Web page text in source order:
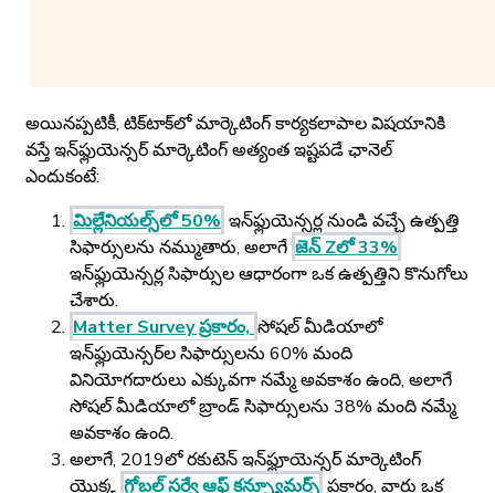
అయినప్పటికీ, టిక్‌టాక్‌లో మార్కెటింగ్ కార్యకలాపాల విషయానికి
వస్తే ఇన్‌ఫ్లుయెన్సర్ మార్కెటింగ్ అత్యంత ఇష్టపడే ఛానెల్
ఎందుకంటే:
మిల్లేనియల్స్‌లో 50% ఇన్‌ఫ్లుయెన్సర్ల నుండి వచ్చే ఉత్పత్తి
సిఫార్సులను నమ్ముతారు, అలాగే జెన్ Zలో 33%
ఇన్‌ఫ్లుయెన్సర్ల సిఫార్సుల ఆధారంగా ఒక ఉత్పత్తిని కొనుగోలు
చేశారు.
Matter Survey ప్రకారం, సోషల్ మీడియాలో
ఇన్‌ఫ్లుయెన్సర్‌ల సిఫార్సులను 60% మంది
వినియోగదారులు ఎక్కువగా నమ్మే అవకాశం ఉంది, అలాగే
సోషల్ మీడియాలో బ్రాండ్ సిఫార్సులను 38% మంది నమ్మే
అవకాశం ఉంది.
అలాగే, 2019లో రకుటెన్ ఇన్‌ఫ్లూయెన్సర్ మార్కెటింగ్
యొక్క గ్లోబల్ సర్వే ఆఫ్ కన్స్యూమర్స్ ప్రకారం, వారు ఒక